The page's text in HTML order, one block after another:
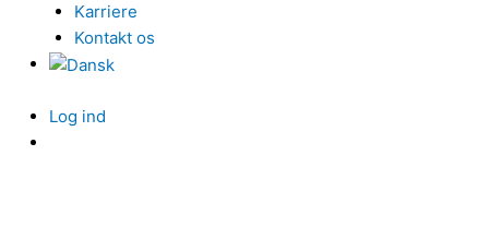
Karriere
Kontakt os
Log ind